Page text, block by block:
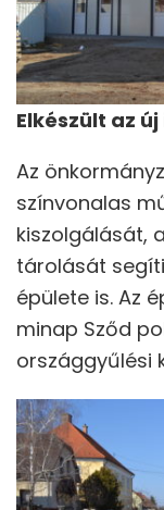
Elkészült az
Az
színvonalas
kiszolgálását,
tárolását
épülete is. Az
minap Sződ
országgyűlési